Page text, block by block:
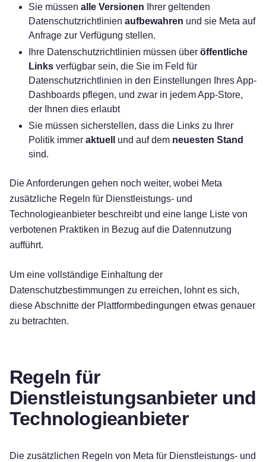
Sie müssen alle Versionen
Ihrer geltenden
Datenschutzrichtlinien aufbewahren und sie Meta auf
Anfrage zur Verfügung stellen.
Ihre Datenschutzrichtlinien müssen über öffentliche
Links verfügbar sein, die Sie im Feld für
Datenschutzrichtlinien in den Einstellungen Ihres App-
Dashboards pflegen, und zwar in jedem App-Store,
der Ihnen dies erlaubt
Sie müssen sicherstellen, dass die Links zu Ihrer
Politik immer aktuell und auf dem neuesten Stand
sind.
Die Anforderungen gehen noch weiter, wobei Meta
zusätzliche Regeln für Dienstleistungs- und
Technologieanbieter beschreibt und eine lange Liste von
verbotenen Praktiken in Bezug auf die Datennutzung
aufführt.
Um eine vollständige Einhaltung der
Datenschutzbestimmungen zu erreichen, lohnt es sich,
diese Abschnitte der Plattformbedingungen etwas genauer
zu betrachten.
Regeln für
Dienstleistungsanbieter und
Technologieanbieter
Die zusätzlichen Regeln von Meta für Dienstleistungs- und